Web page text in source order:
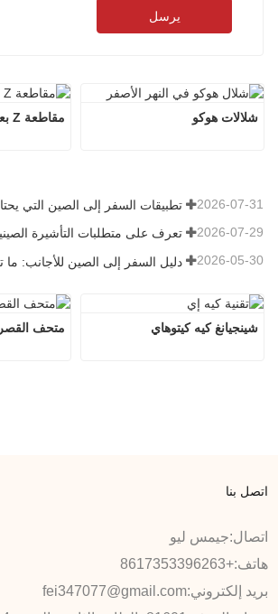
يرسل
مقاطعة Z بعيدة جداً شلالات هوكو
2026-07-31
2026-07-29
2026-05-30
متحف القصر شينجيانغ كيه كيتوهاي
اتصل بنا
اتصال:جيمس ليو
هاتف:+8617353396263
بريد إلكتروني:fei347077@gmail.com